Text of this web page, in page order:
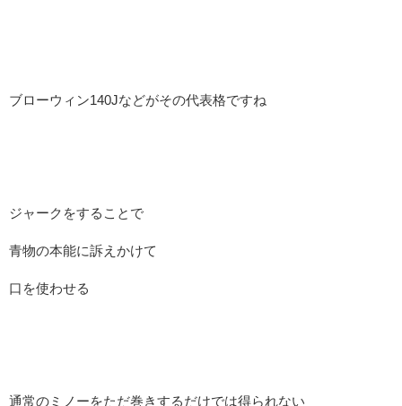
ブローウィン140Jなどがその代表格ですね
ジャークをすることで
青物の本能に訴えかけて
口を使わせる
通常のミノーをただ巻きするだけでは得られない